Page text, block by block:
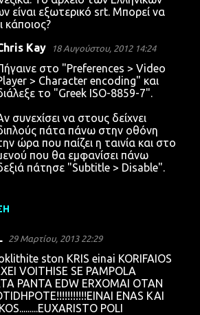
είναι εξωτερικό srt. Μπορεί να
κάποιος?
Kay 18 Αυγούστου, 2012 14:24
στο "Preferences > Video
> Character encoding" και
το "Greek ISO-8859-7".
συνεχίσει να στους δείχνει
πάτα πάνω στην οθόνη
ώρα που παίζει η ταινία και στο
που θα εμφανίσει πάνω
πάτησε "Subtitle > Disable".
29 Μαρτίου, 2013 22:29
ston KRIS einai KORIFAIOS
VOITHISE SE PAMPOLA
PANTA EDW ERXOMAI OTAN
ENAS KAI
POLI